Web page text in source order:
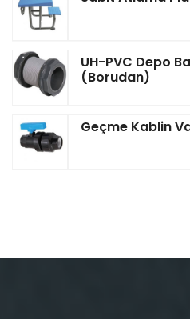
UH-PVC Depo
(Borudan)
Geçme Kablin